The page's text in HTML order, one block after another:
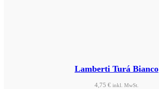
Lamberti Turá Bianco
4,75 € inkl. MwSt.